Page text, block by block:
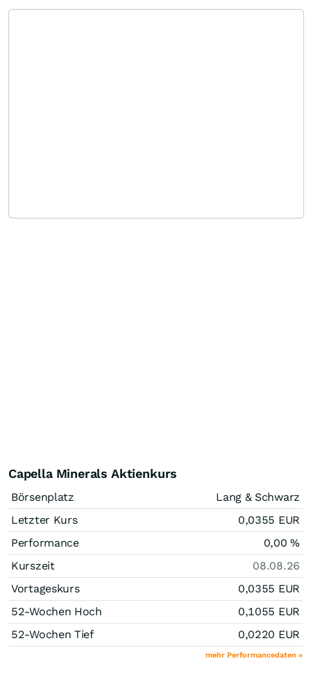
Capella Minerals Aktienkurs
Börsenplatz
Lang & Schwarz
Letzter Kurs
0,0355 EUR
Performance
0,00%
Kurszeit
08.08.26
Vortageskurs
0,0355 EUR
52-Wochen Hoch
0,1055 EUR
52-Wochen Tief
0,0220 EUR
mehr Performancedaten »